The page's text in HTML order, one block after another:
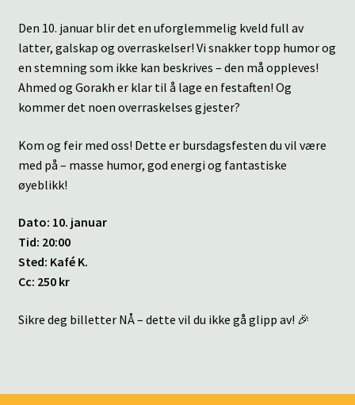
Den 10. januar blir det en uforglemmelig kveld full av
latter, galskap og overraskelser! Vi snakker topp humor og
en stemning som ikke kan beskrives – den må oppleves!
Ahmed og Gorakh er klar til å lage en festaften! Og
kommer det noen overraskelses gjester?
Kom og feir med oss! Dette er bursdagsfesten du vil være
med på – masse humor, god energi og fantastiske
øyeblikk!
Dato: 10. januar
Tid: 20:00
Sted: Kafé K.
Cc: 250 kr
Sikre deg billetter NÅ – dette vil du ikke gå glipp av! 🎉